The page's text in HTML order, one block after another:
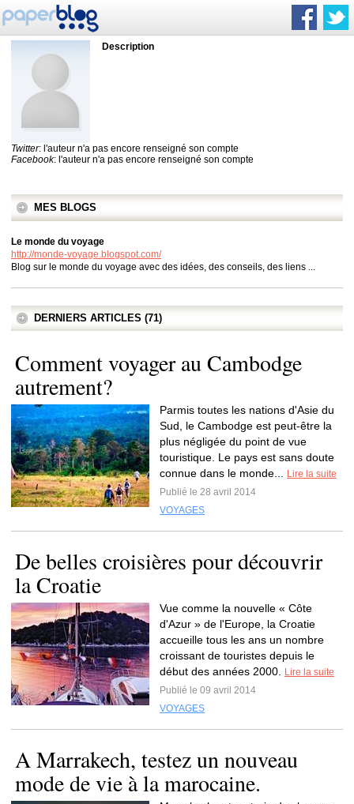
Description
Twitter: l'auteur n'a pas encore renseigné son compte
Facebook: l'auteur n'a pas encore renseigné son compte
MES BLOGS
Le monde du voyage
http://monde-voyage.blogspot.com/
Blog sur le monde du voyage avec des idées, des conseils, des liens ...
DERNIERS ARTICLES (71)
Comment voyager au Cambodge
autrement?
Parmis toutes les nations d'Asie du
Sud, le Cambodge est peut-être la
plus négligée du point de vue
touristique. Le pays est sans doute
connue dans le monde...
Lire la suite
Publié le 28 avril 2014
VOYAGES
De belles croisières pour découvrir
la Croatie
Vue comme la nouvelle « Côte
d'Azur » de l'Europe, la Croatie
accueille tous les ans un nombre
croissant de touristes depuis le
début des années 2000.
Lire la suite
Publié le 09 avril 2014
VOYAGES
A Marrakech, testez un nouveau
mode de vie à la marocaine.